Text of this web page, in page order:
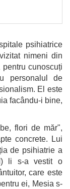
psihiatrice
nimeni din
cunoscuți
personalul de
El este
facându-i bine,
flori de măr",
concrete. Lui
de psihiatrie a
li s-a vestit o
care este
ei, Mesia s-